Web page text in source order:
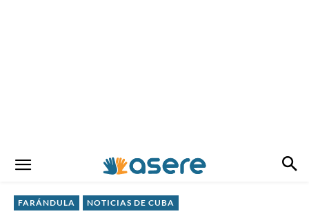
FARÁNDULA NOTICIAS DE CUBA